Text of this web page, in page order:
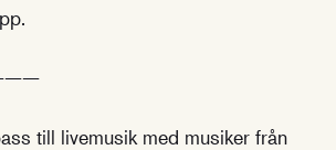
till livemusik med musiker från